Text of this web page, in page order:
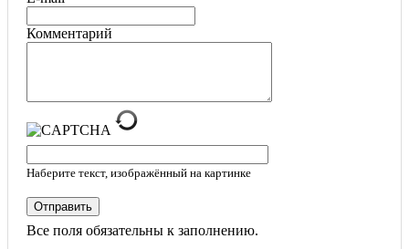
Комментарий
Наберите текст, изображённый на картинке
Отправить
Все поля обязательны к заполнению.